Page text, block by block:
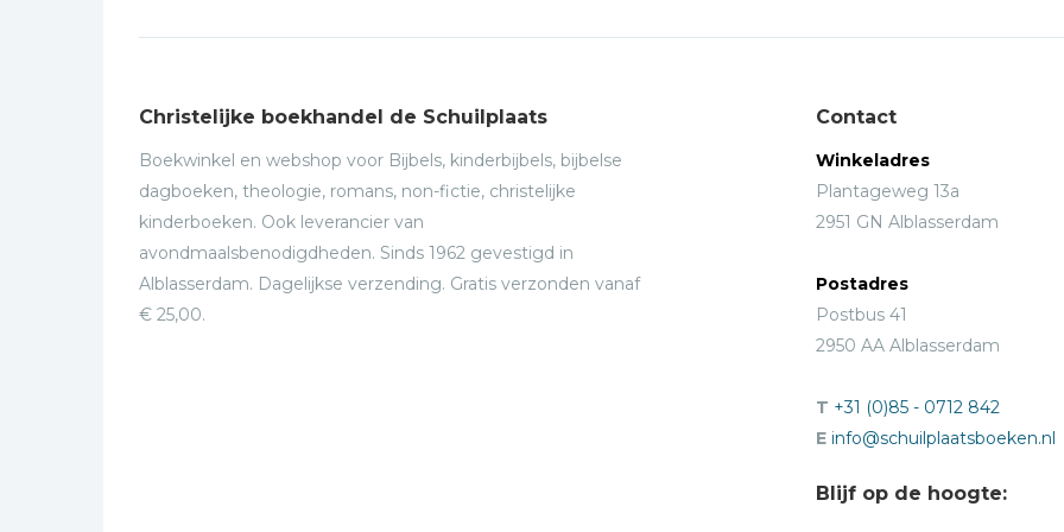
Christelijke boekhandel de Schuilplaats
Boekwinkel en webshop voor Bijbels, kinderbijbels, bijbelse
dagboeken, theologie, romans, non-fictie, christelijke
kinderboeken. Ook leverancier van
avondmaalsbenodigdheden. Sinds 1962 gevestigd in
Alblasserdam. Dagelijkse verzending. Gratis verzonden vanaf
€ 25,00.
Contact
Winkeladres
Plantageweg 13a
2951 GN Alblasserdam
Postadres
Postbus 41
2950 AA Alblasserdam
T +31 (0)85 - 0712 842
E info@schuilplaatsboeken.nl
Blijf op de hoogte: